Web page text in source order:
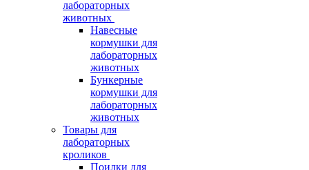
лабораторных
животных
Навесные
кормушки для
лабораторных
животных
Бункерные
кормушки для
лабораторных
животных
Товары для
лабораторных
кроликов
Поилки для